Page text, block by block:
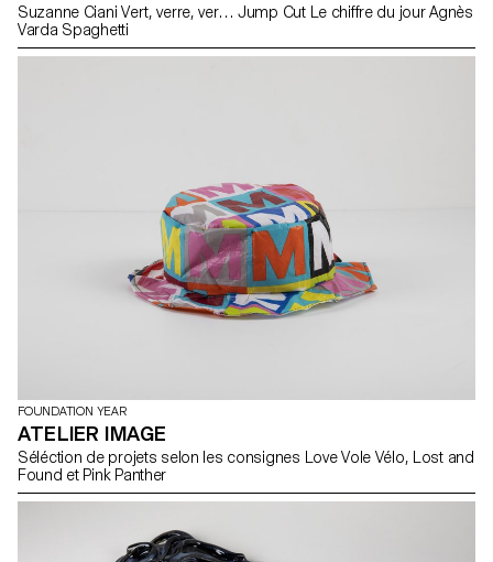
Suzanne Ciani Vert, verre, ver… Jump Cut Le chiffre du jour Agnès
Varda Spaghetti
FOUNDATION YEAR
ATELIER IMAGE
Séléction de projets selon les consignes Love Vole Vélo, Lost and
Found et Pink Panther